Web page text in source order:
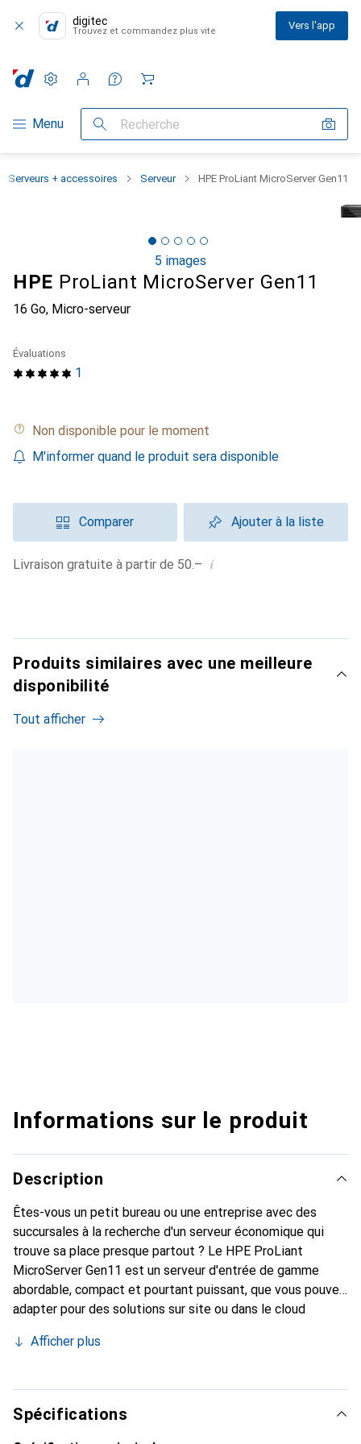
digitec
Trouvez et commandez plus vite Vers l'app
Navigation par catégorie
Menu Recherche
Paramètres
Compte client
Listes de comparaison
Listes d'envies
Panier
Serveurs + accessoires Serveur HPE ProLiant MicroServer Gen11
5 images
HPE ProLiant MicroServer Gen11
16 Go, Micro-serveur
1
Évaluations
Non disponible pour le moment
M'informer quand le produit sera disponible
Comparer Ajouter à la liste
Livraison gratuite à partir de 50.– i
Produits similaires avec une meilleure
disponibilité
Tout afficher
Informations sur le produit
Description
Êtes-vous un petit bureau ou une entreprise avec des
succursales à la recherche d'un serveur économique qui
trouve sa place presque partout ? Le HPE ProLiant
MicroServer Gen11 est un serveur d'entrée de gamme
abordable, compact et pourtant puissant, que vous pouvez
adapter pour des solutions sur site ou dans le cloud
entreprise en matière de performance, de sécurité, de
ProLiant. Avec son design compact en tour, il peut être
positionné à plat ou verticalement, ou monté au mur, selon
l'environnement du client. Les derniers processeurs Intel
Afficher plus
Spécifications